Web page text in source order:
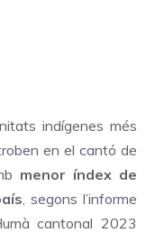
indígenes més
en el cantó de
menor índex de
, segons l’informe
cantonal 2023